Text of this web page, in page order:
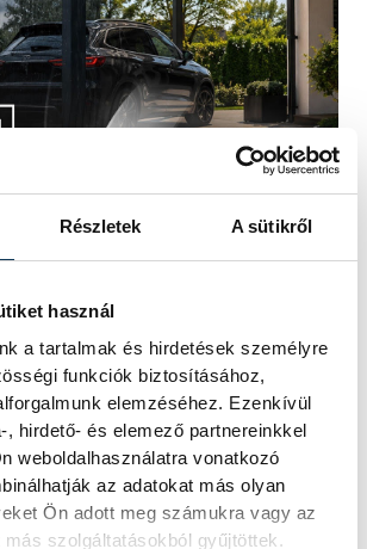
Részletek A sütikről
használ
a tartalmak és hirdetések személyre
funkciók biztosításához,
elemzéséhez. Ezenkívül
, hirdető- és elemező partnereinkkel
weboldalhasználatra vonatkozó
az adatokat más olyan
Ön adott meg számukra vagy az
más szolgáltatásokból gyűjtöttek.
Hegedüs Gyula